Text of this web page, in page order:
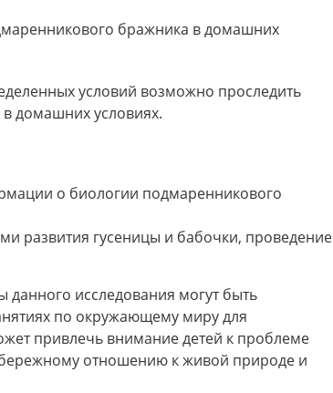
бражника в домашних
условий возможно проследить
домашних условиях.
о биологии подмаренникового
развития гусеницы и бабочки, проведение
данного исследования могут быть
по окружающему миру для
привлечь внимание детей к проблеме
отношению к живой природе и